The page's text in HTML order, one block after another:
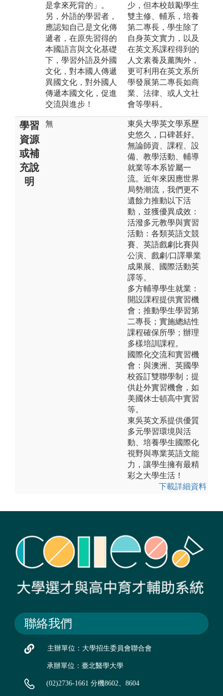
是拿來死背的」。
另，外語的學習者，
應認知自己是文化傳
遞者，在原先習得的
本國語言與文化基礎
下，學習外語及外國
文化，對本國人傳遞
異國文化，對外國人
傳遞本國文化，促進
交流與進步！
少，但本校鼓勵學生
雙主修、輔系，培養
第二專長，學生除了
自身英文實力，以及
在英文系課程得到的
人文素養及薰陶外，
更可利用在英文系所
學發展第二專長如商
業、法律、或人文社
會等學科。
學習
資源
或補
充說
明
無
東吳大學英文學系歷
史悠久，口碑甚好。
無論師資、課程、設
備、教學活動、輔導
就業等本系皆屬一
流。近年來因應世界
局勢潮流，我們更不
遺餘力推動以下活
動，並獲優異成效：
活潑多元教學與實習
活動：各類英語文競
賽、英語戲劇比賽與
公演、戲劇/口譯畢業
成果展、國際活動英
譯等。
多方輔導學生就業：
開設課程提供實習機
會；推動學生學習第
二專長；實施總結性
課程確保所學；辦理
多樣培訓課程。
國際化交流和實習機
會：與澳洲、英國學
校簽訂雙聯學制；提
供赴外實習機會，如
美國休士頓高中實習
等。
東吳英文系提供優質
多元學習環境與活
動、培養學生國際化
視野與專業英語文能
力，讓學生擁有最精
彩之大學生活！
下載詳細資料
聯絡我們
主辦單位：大學招生委員會聯合會
承辦單位：臺北醫學大學
(02)2736-1661 分機8602、8604